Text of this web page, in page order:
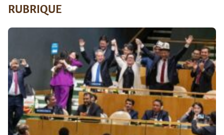
RUBRIQUE